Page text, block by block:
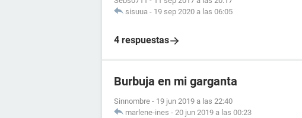
sisuua - 19 sep 2020 a las 06:05
4 respuestas
Burbuja en mi garganta
Sinnombre - 19 jun 2019 a las 22:40
marlene-ines - 20 jun 2019 a las 00:23